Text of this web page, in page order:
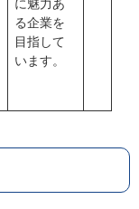
に魅力あ
る企業を
目指して
います。